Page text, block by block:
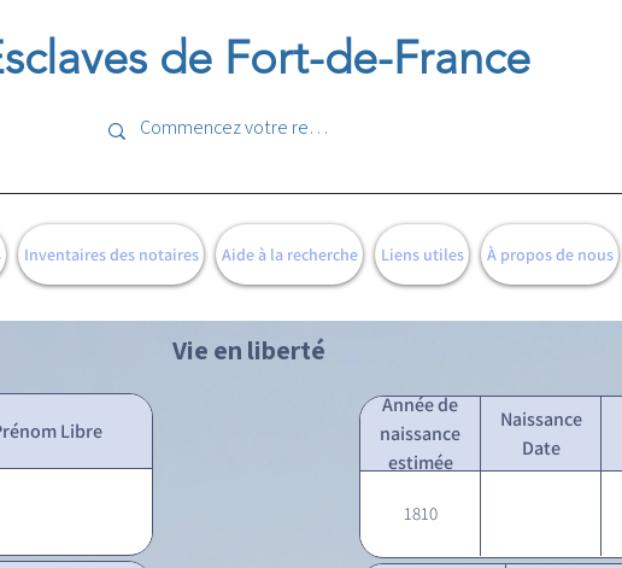
de Fort-de-France
Inventaires des notaires Aide à la recherche Liens utiles À propos de nous
Vie en liberté
Libre
Année de
naissance
estimée
Naissance
Date
1810